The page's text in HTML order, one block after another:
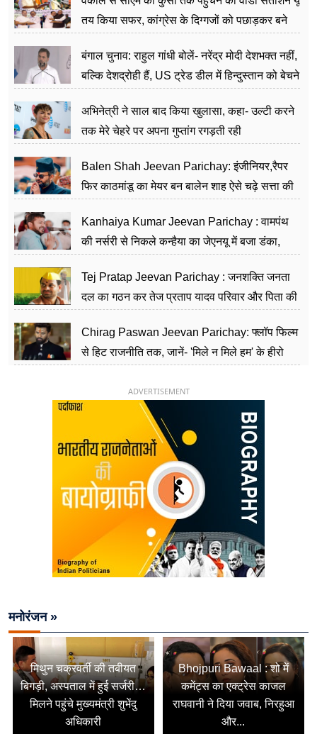
तय किया सफर, कांग्रेस के दिग्गजों को पछाड़कर बने
बंगाल चुनाव: राहुल गांधी बोलें- नरेंद्र मोदी देशभक्त नहीं,
बल्कि देशद्रोही हैं, US ट्रेड डील में हिन्दुस्तान को बेचने
अभिनेत्री ने साल बाद किया खुलासा, कहा- उल्टी करने
तक मेरे चेहरे पर अपना गुप्तांग रगड़ती रही
Balen Shah Jeevan Parichay: इंजीनियर,रैपर
फिर काठमांडू का मेयर बन बालेन शाह ऐसे चढ़े सत्ता की
Kanhaiya Kumar Jeevan Parichay : वामपंथ
की नर्सरी से निकले कन्हैया का जेएनयू में बजा डंका,
Tej Pratap Jeevan Parichay : जनशक्ति जनता
दल का गठन कर तेज प्रताप यादव परिवार और पिता की
Chirag Paswan Jeevan Parichay: फ्लॉप फिल्म
से हिट राजनीति तक, जानें- 'मिले न मिले हम' के हीरो
ADVERTISEMENT
मनोरंजन »
मिथुन चक्रवर्ती की तबीयत
बिगड़ी, अस्पताल में हुई सर्जरी…
मिलने पहुंचे मुख्यमंत्री शुभेंदु
अधिकारी
Bhojpuri Bawaal : शो में
कमेंट्स का एक्ट्रेस काजल
राघवानी ने दिया जवाब, निरहुआ
और...